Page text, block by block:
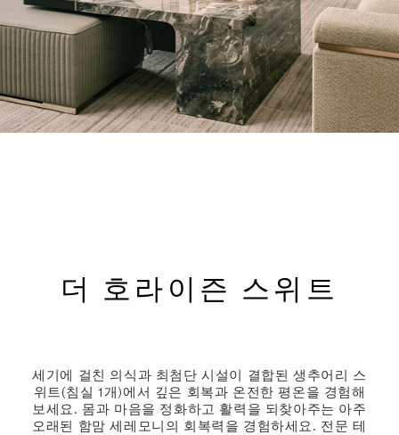
더 호라이즌 스위트
세기에 걸친 의식과 최첨단 시설이 결합된 생추어리 스
위트(침실 1개)에서 깊은 회복과 온전한 평온을 경험해
보세요. 몸과 마음을 정화하고 활력을 되찾아주는 아주
오래된 함맘 세레모니의 회복력을 경험하세요. 전문 테